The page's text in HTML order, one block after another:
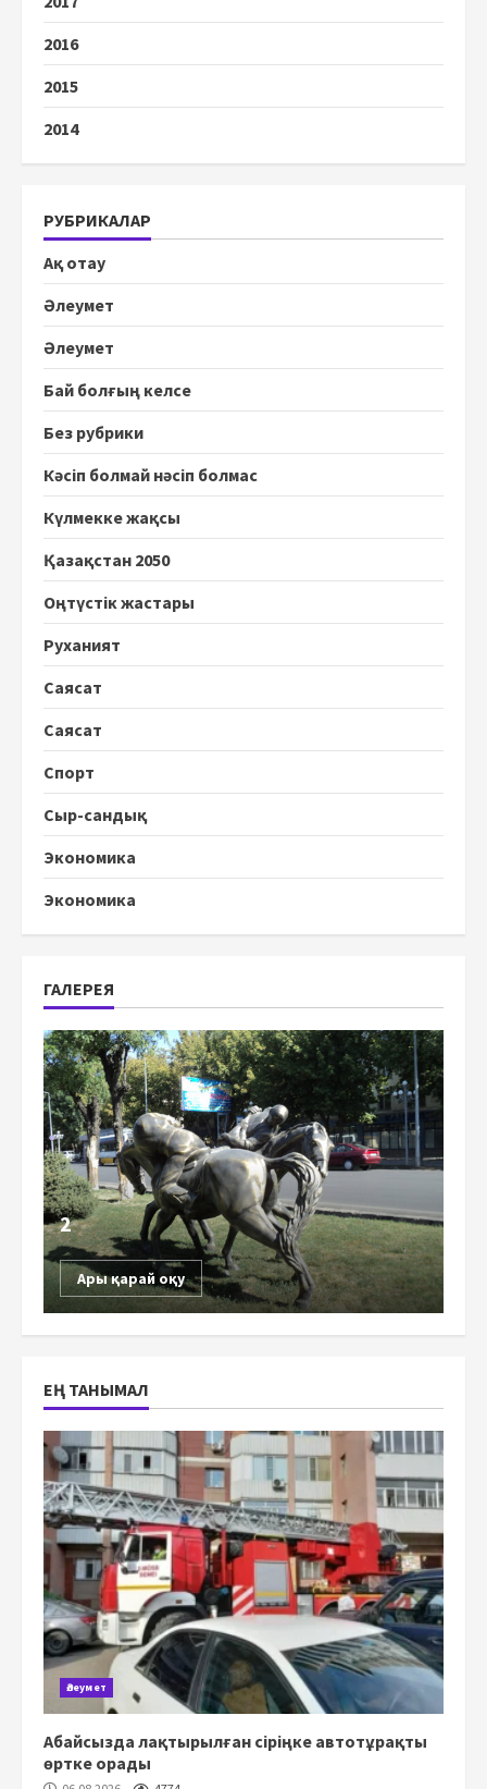
2016
2015
2014
РУБРИКАЛАР
Ақ отау
Әлеумет
Әлеумет
Бай болғың келсе
Без рубрики
Кәсіп болмай нәсіп болмас
Күлмекке жақсы
Қазақстан 2050
Оңтүстік жастары
Руханият
Саясат
Саясат
Спорт
Сыр-сандық
Экономика
Экономика
ГАЛЕРЕЯ
2
Ары қарай оқу
ЕҢ ТАНЫМАЛ
Әлеумет
Абайсызда лақтырылған сіріңке автотұрақты
өртке орады